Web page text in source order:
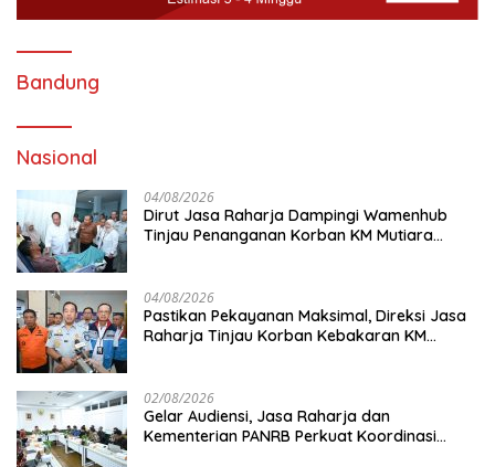
Bandung
Nasional
04/08/2026
Dirut Jasa Raharja Dampingi Wamenhub
Tinjau Penanganan Korban KM Mutiara
04/08/2026
Pastikan Pekayanan Maksimal, Direksi Jasa
Raharja Tinjau Korban Kebakaran KM
02/08/2026
Gelar Audiensi, Jasa Raharja dan
Kementerian PANRB Perkuat Koordinasi